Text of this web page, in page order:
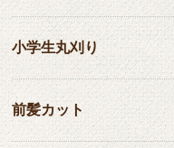
小学生丸刈り
前髪カット